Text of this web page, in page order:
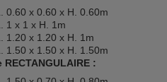
0.60 x 0.60 x H. 0.60m
1 x 1 x H. 1m
1.20 x 1.20 x H. 1m
1.50 x 1.50 x H. 1.50m
RECTANGULAIRE :